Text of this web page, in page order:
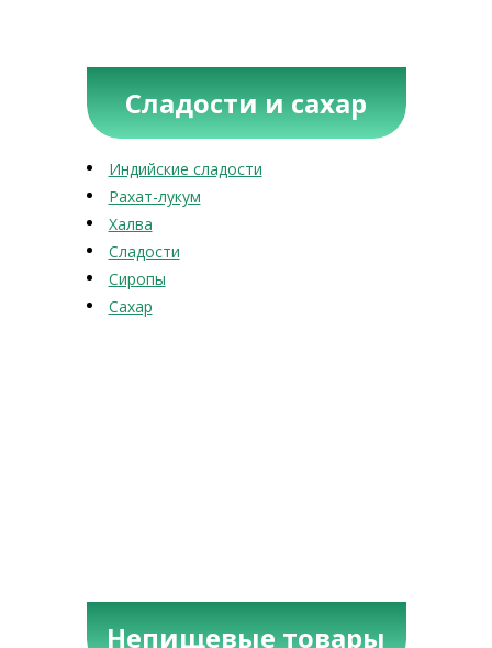
Сладости и сахар
Индийские сладости
Рахат-лукум
Халва
Сладости
Сиропы
Сахар
Непищевые товары